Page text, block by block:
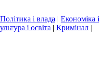
Політика і влада | Економіка і
і освіта | Кримінал |